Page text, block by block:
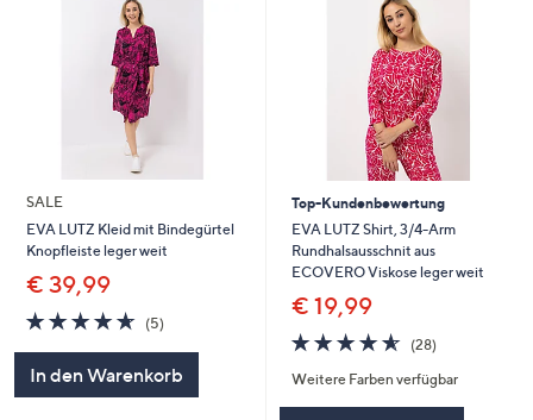
SALE
EVA LUTZ Kleid mit Bindegürtel
Knopfleiste leger weit
€ 39,99
4.6
von
(5)5
In den Warenkorb
Top-Kundenbewertung
EVA LUTZ Shirt, 3/4-Arm
Rundhalsausschnit aus
ECOVERO Viskose leger weit
€ 19,99
4.5
von
5
(28)28
Weitere Farben verfügbar